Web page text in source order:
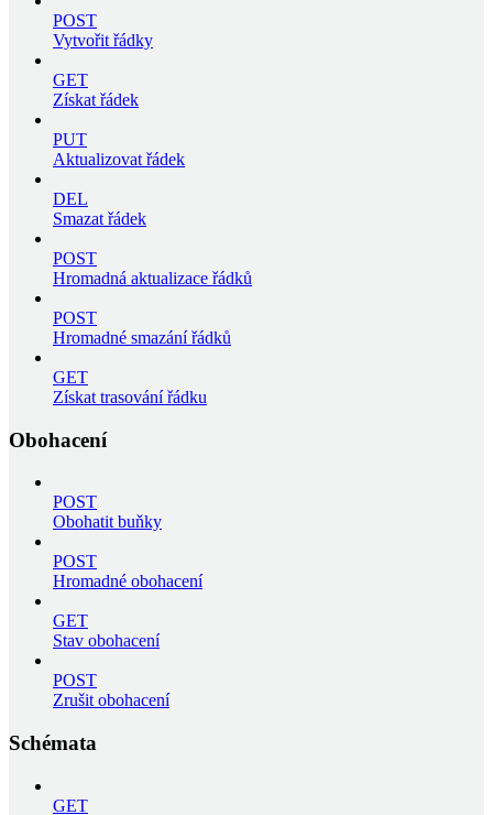
POST
Vytvořit řádky
GET
Získat řádek
PUT
Aktualizovat řádek
DEL
Smazat řádek
POST
Hromadná aktualizace řádků
POST
Hromadné smazání řádků
GET
Získat trasování řádku
Obohacení
POST
Obohatit buňky
POST
Hromadné obohacení
GET
Stav obohacení
POST
Zrušit obohacení
Schémata
GET